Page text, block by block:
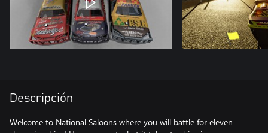
Descripción
Welcome to National Saloons where you will battle for eleven